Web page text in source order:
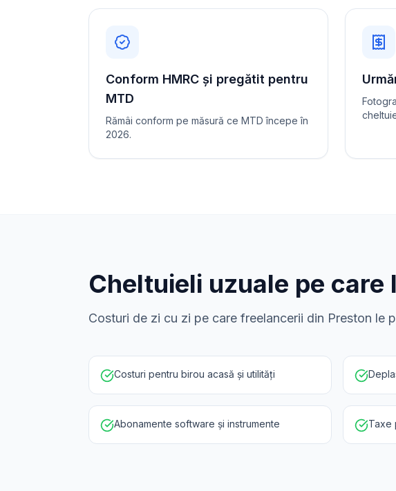
Conform HMRC și pregătit pentru
MTD
Rămâi conform pe măsură ce MTD începe în
2026.
Cheltuieli uzuale pe care
Costuri de zi cu zi pe care freelancerii din Preston le
Costuri pentru birou acasă și utilități
Abonamente software și instrumente Taxe